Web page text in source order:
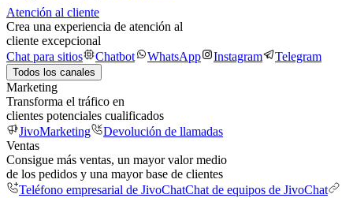
Atención al cliente
Crea una experiencia de atención al
cliente excepcional
Chat para sitios
Chatbot WhatsApp Instagram Telegram
Todos los canales
Marketing
Transforma el tráfico en
clientes potenciales cualificados
JivoMarketing
Devolución de llamadas
Ventas
Consigue más ventas, un mayor valor medio
de los pedidos y una mayor base de clientes
Teléfono empresarial de JivoChatChat de equipos de JivoChat